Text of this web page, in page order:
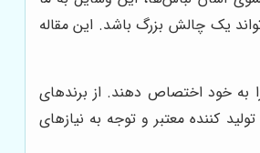
یک چالش بزرگ باشد. این مقاله
را به خود اختصاص دهند. از برندهای
کننده معتبر و توجه به نیازهای